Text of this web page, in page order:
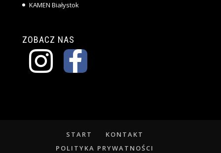
KAMEN Białystok
ZOBACZ NAS
START
KONTAKT
POLITYKA PRYWATNOŚCI